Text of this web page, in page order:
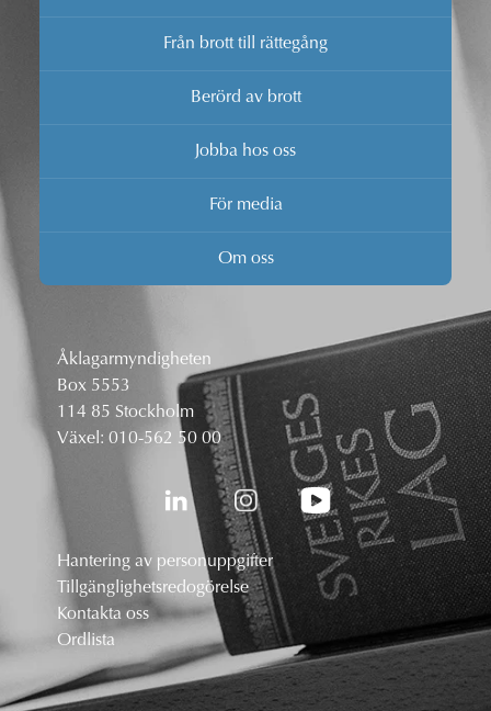
Från brott till rättegång
Berörd av brott
Jobba hos oss
För media
Om oss
Åklagarmyndigheten
Box 5553
114 85 Stockholm
Växel: 010-562 50 00
Hantering av personuppgifter
Tillgänglighetsredogörelse
Kontakta oss
Ordlista